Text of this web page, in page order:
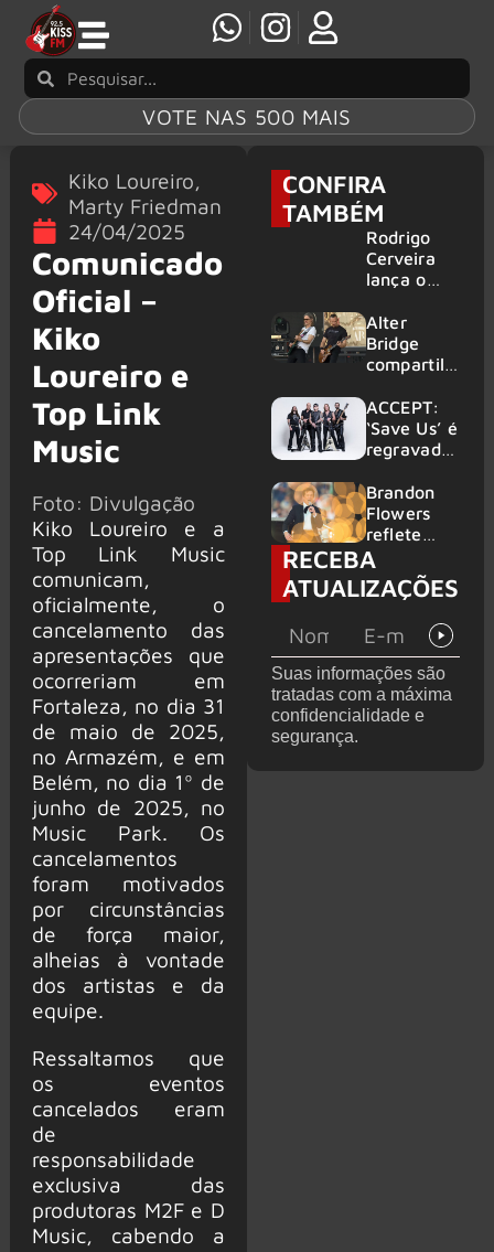
VOTE NAS 500 MAIS
Kiko Loureiro,
Marty Friedman
24/04/2025
Comunicado
Oficial –
Kiko
Loureiro e
Top Link
Music
Foto: Divulgação
Kiko Loureiro e a
Top Link Music
comunicam,
oficialmente, o
cancelamento das
apresentações que
ocorreriam em
Fortaleza, no dia 31
de maio de 2025,
no Armazém, e em
Belém, no dia 1º de
junho de 2025, no
Music Park. Os
cancelamentos
foram motivados
por circunstâncias
de força maior,
alheias à vontade
dos artistas e da
equipe.
Ressaltamos que
os eventos
cancelados eram
de
responsabilidade
exclusiva das
produtoras M2F e D
Music, cabendo a
CONFIRA
TAMBÉM
Rodrigo
Cerveira
lança o
Searcher”
Alter
Bridge
compartilh
vivo de
“Fortress”
gravada
am Ring
2026
ACCEPT:
‘Save Us’ é
regravada
membros
do GHOST
e KORN
Brandon
Flowers
reflete
sobre o
futuro e
levanta
de de
deixar os
palcos
RECEBA
ATUALIZAÇÕES
Suas informações são
tratadas com a máxima
confidencialidade e
segurança.